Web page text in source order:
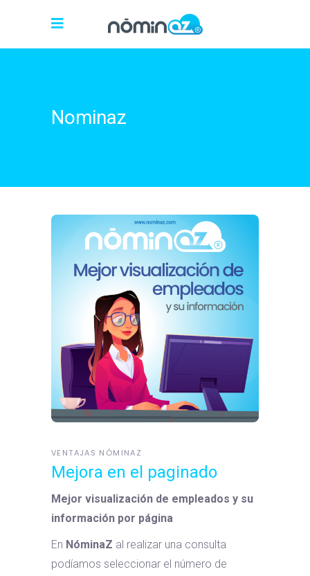
Nominaz
VENTAJAS NÓMINAZ
Mejora en el paginado
Mejor visualización de empleados y su
información por página
En NóminaZ al realizar una consulta
podíamos seleccionar el número de